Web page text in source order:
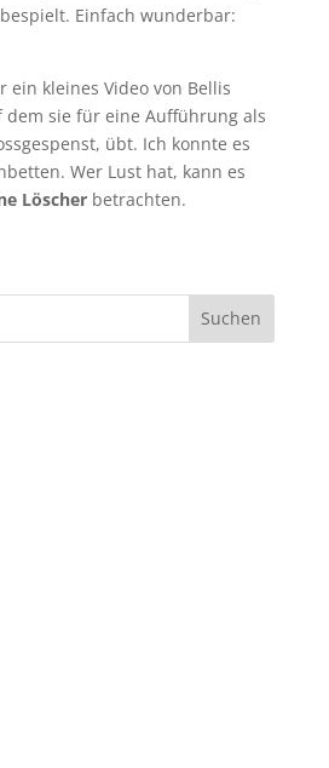
Einfach wunderbar:
ein kleines Video von Bellis
dem sie für eine Aufführung als
übt. Ich konnte es
Wer Lust hat, kann es
Löscherbetrachten.